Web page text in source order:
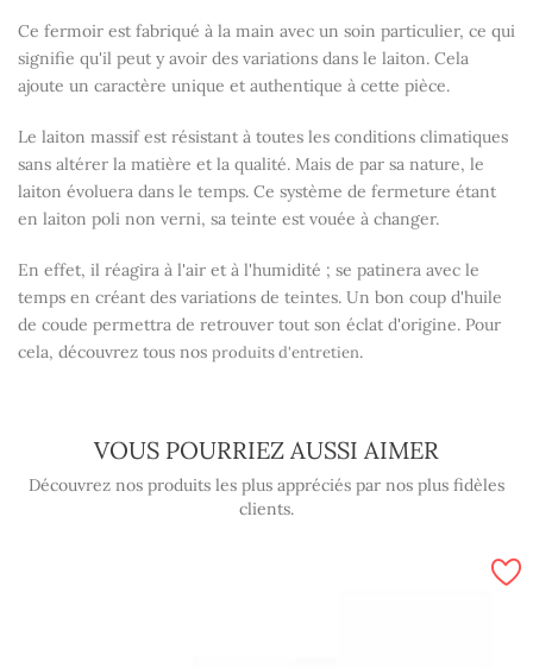
Ce fermoir est fabriqué à la main avec un soin particulier, ce qui
signifie qu'il peut y avoir des variations dans le laiton. Cela
ajoute un caractère unique et authentique à cette pièce.
Le laiton massif est résistant à toutes les conditions climatiques
sans altérer la matière et la qualité. Mais de par sa nature, le
laiton évoluera dans le temps. Ce système de fermeture étant
en laiton poli non verni, sa teinte est vouée à changer.
En effet, il réagira à l'air et à l'humidité ; se patinera avec le
temps en créant des variations de teintes. Un bon coup d'huile
de coude permettra de retrouver tout son éclat d'origine. Pour
cela, découvrez tous nos produits d'entretien.
VOUS POURRIEZ AUSSI AIMER
Découvrez nos produits les plus appréciés par nos plus fidèles
clients.